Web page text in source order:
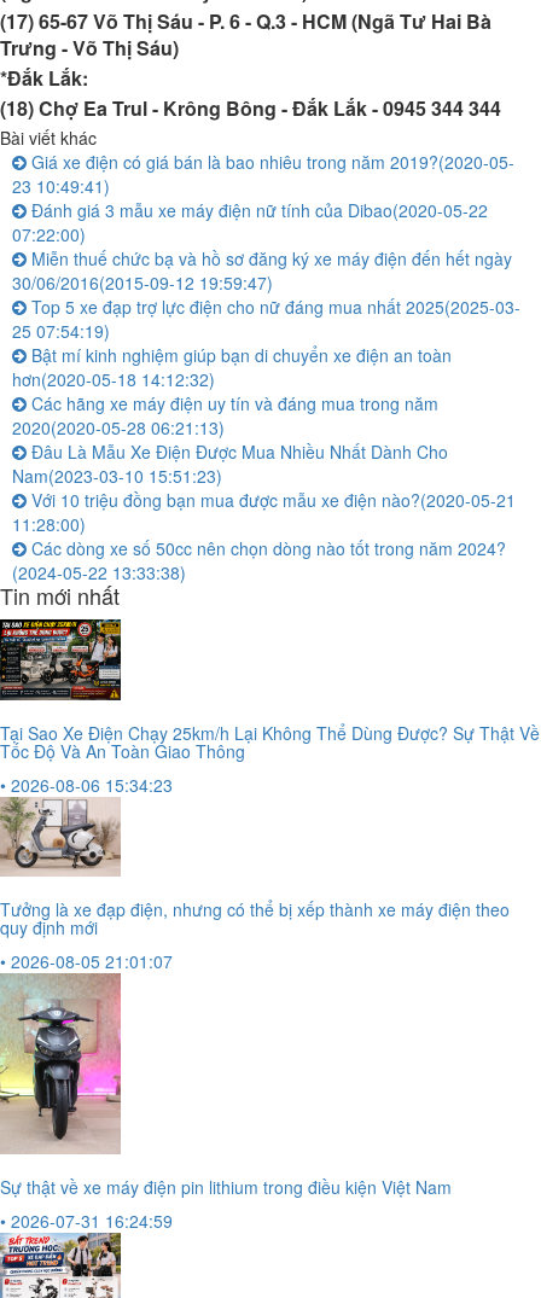
(17) 65-67 Võ Thị Sáu - P. 6 - Q.3 - HCM (Ngã Tư Hai Bà
Trưng - Võ Thị Sáu)
*Đắk Lắk:
(18) Chợ Ea Trul - Krông Bông - Đắk Lắk -0945 344 344
Bài viết khác
Giá xe điện có giá bán là bao nhiêu trong năm 2019?(2020-05-
23 10:49:41)
Đánh giá 3 mẫu xe máy điện nữ tính của Dibao(2020-05-22
07:22:00)
Miễn thuế chức bạ và hồ sơ đăng ký xe máy điện đến hết ngày
30/06/2016(2015-09-12 19:59:47)
Top 5 xe đạp trợ lực điện cho nữ đáng mua nhất 2025(2025-03-
25 07:54:19)
Bật mí kinh nghiệm giúp bạn di chuyển xe điện an toàn
hơn(2020-05-18 14:12:32)
Các hãng xe máy điện uy tín và đáng mua trong năm
2020(2020-05-28 06:21:13)
Đâu Là Mẫu Xe Điện Được Mua Nhiều Nhất Dành Cho
Nam(2023-03-10 15:51:23)
Với 10 triệu đồng bạn mua được mẫu xe điện nào?(2020-05-21
11:28:00)
Các dòng xe số 50cc nên chọn dòng nào tốt trong năm 2024?
(2024-05-22 13:33:38)
Tin mới nhất
Tại Sao Xe Điện Chạy 25km/h Lại Không Thể Dùng Được? Sự Thật Về
Tốc Độ Và An Toàn Giao Thông
• 2026-08-06 15:34:23
Tưởng là xe đạp điện, nhưng có thể bị xếp thành xe máy điện theo
quy định mới
• 2026-08-05 21:01:07
Sự thật về xe máy điện pin lithium trong điều kiện Việt Nam
• 2026-07-31 16:24:59